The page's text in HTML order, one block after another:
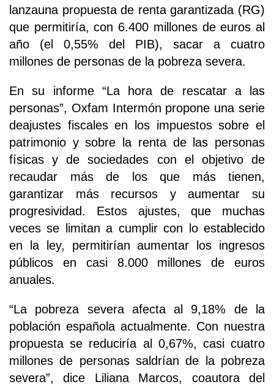
lanzauna propuesta de renta garantizada (RG)
que permitiría, con 6.400 millones de euros al
año (el 0,55% del PIB), sacar a cuatro
millones de personas de la pobreza severa.
En su informe “La hora de rescatar a las
personas”, Oxfam Intermón propone una serie
deajustes fiscales en los impuestos sobre el
patrimonio y sobre la renta de las personas
físicas y de sociedades con el objetivo de
recaudar más de los que más tienen,
garantizar más recursos y aumentar su
progresividad. Estos ajustes, que muchas
veces se limitan a cumplir con lo establecido
en la ley, permitirían aumentar los ingresos
públicos en casi 8.000 millones de euros
anuales.
“La pobreza severa afecta al 9,18% de la
población española actualmente. Con nuestra
propuesta se reduciría al 0,67%, casi cuatro
millones de personas saldrían de la pobreza
severa”, dice Liliana Marcos, coautora del